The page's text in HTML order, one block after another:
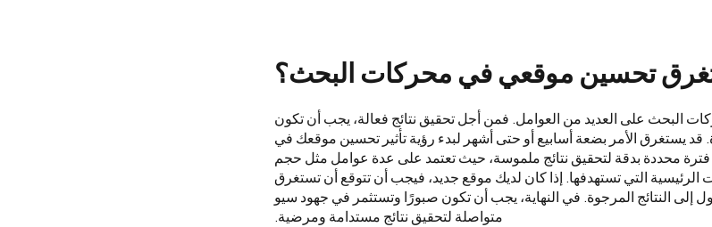
تحسين موقعي في محركات البحث؟
البحث على العديد من العوامل. فمن أجل تحقيق نتائج فعالة، يجب أن تكون
قد يستغرق الأمر بضعة أسابيع أو حتى أشهر لبدء رؤية تأثير تحسين موقعك في
فترة محددة بدقة لتحقيق نتائج ملموسة، حيث تعتمد على عدة عوامل مثل حجم
التي تستهدفها. إذا كان لديك موقع جديد، فيجب أن تتوقع أن تستغرق
إلى النتائج المرجوة. في النهاية، يجب أن تكون صبورًا وتستثمر في جهود سيو
متواصلة لتحقيق نتائج مستدامة ومرضية.